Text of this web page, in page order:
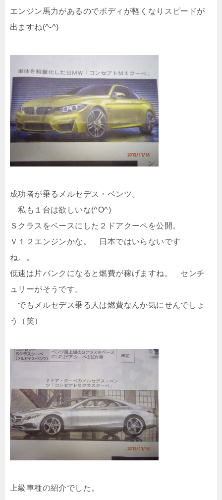
エンジン馬力があるのでボディが軽くなりスピードが
出ますね(^-^)
成功者が乗るメルセデス・ベンツ。
私も１台は欲しいな(^O^)
Ｓクラスをベースにした２ドアクーペを公開。
Ｖ１２エンジンかな。 日本ではいらないです
ね。。
低速は片バンクになると燃費が稼げますね。 センチ
ュリーがそうです。
でもメルセデス乗る人は燃費なんか気にせんでしょ
う（笑）
上級車種の紹介でした。